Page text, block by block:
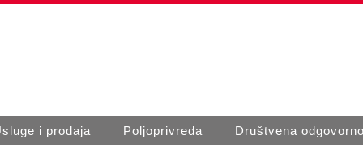
i prodaja Poljoprivreda Društvena